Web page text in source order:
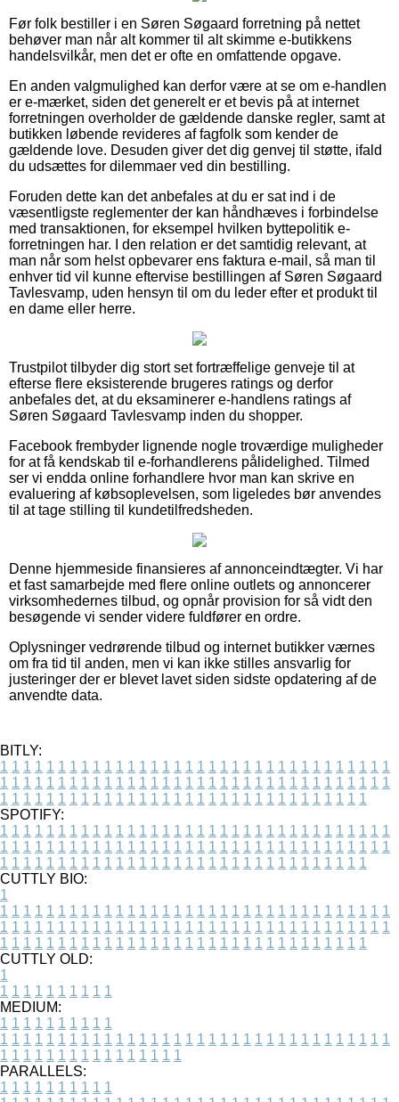
Før folk bestiller i en Søren Søgaard forretning på nettet
behøver man når alt kommer til alt skimme e-butikkens
handelsvilkår, men det er ofte en omfattende opgave.
En anden valgmulighed kan derfor være at se om e-handlen
er e-mærket, siden det generelt er et bevis på at internet
forretningen overholder de gældende danske regler, samt at
butikken løbende revideres af fagfolk som kender de
gældende love. Desuden giver det dig genvej til støtte, ifald
du udsættes for dilemmaer ved din bestilling.
Foruden dette kan det anbefales at du er sat ind i de
væsentligste reglementer der kan håndhæves i forbindelse
med transaktionen, for eksempel hvilken byttepolitik e-
forretningen har. I den relation er det samtidig relevant, at
man når som helst opbevarer ens faktura e-mail, så man til
enhver tid vil kunne eftervise bestillingen af Søren Søgaard
Tavlesvamp, uden hensyn til om du leder efter et produkt til
en dame eller herre.
Trustpilot tilbyder dig stort set fortræffelige genveje til at
efterse flere eksisterende brugeres ratings og derfor
anbefales det, at du eksaminerer e-handlens ratings af
Søren Søgaard Tavlesvamp inden du shopper.
Facebook frembyder lignende nogle troværdige muligheder
for at få kendskab til e-forhandlerens pålidelighed. Tilmed
ser vi endda online forhandlere hvor man kan skrive en
evaluering af købsoplevelsen, som ligeledes bør anvendes
til at tage stilling til kundetilfredsheden.
Denne hjemmeside finansieres af annonceindtægter. Vi har
et fast samarbejde med flere online outlets og annoncerer
virksomhedernes tilbud, og opnår provision for så vidt den
besøgende vi sender videre fuldfører en ordre.
Oplysninger vedrørende tilbud og internet butikker værnes
om fra tid til anden, men vi kan ikke stilles ansvarlig for
justeringer der er blevet lavet siden sidste opdatering af de
anvendte data.
BITLY:
1 1 1 1 1 1 1 1 1 1 1 1 1 1 1 1 1 1 1 1 1 1 1 1 1 1 1 1 1 1 1 1 1 1
1 1 1 1 1 1 1 1 1 1 1 1 1 1 1 1 1 1 1 1 1 1 1 1 1 1 1 1 1 1 1 1 1 1
1 1 1 1 1 1 1 1 1 1 1 1 1 1 1 1 1 1 1 1 1 1 1 1 1 1 1 1 1 1 1 1
SPOTIFY:
1 1 1 1 1 1 1 1 1 1 1 1 1 1 1 1 1 1 1 1 1 1 1 1 1 1 1 1 1 1 1 1 1 1
1 1 1 1 1 1 1 1 1 1 1 1 1 1 1 1 1 1 1 1 1 1 1 1 1 1 1 1 1 1 1 1 1 1
1 1 1 1 1 1 1 1 1 1 1 1 1 1 1 1 1 1 1 1 1 1 1 1 1 1 1 1 1 1 1 1
CUTTLY BIO:
1
1 1 1 1 1 1 1 1 1 1 1 1 1 1 1 1 1 1 1 1 1 1 1 1 1 1 1 1 1 1 1 1 1 1
1 1 1 1 1 1 1 1 1 1 1 1 1 1 1 1 1 1 1 1 1 1 1 1 1 1 1 1 1 1 1 1 1 1
1 1 1 1 1 1 1 1 1 1 1 1 1 1 1 1 1 1 1 1 1 1 1 1 1 1 1 1 1 1 1 1
CUTTLY OLD:
1
1 1 1 1 1 1 1 1 1 1
MEDIUM:
1 1 1 1 1 1 1 1 1 1
1 1 1 1 1 1 1 1 1 1 1 1 1 1 1 1 1 1 1 1 1 1 1 1 1 1 1 1 1 1 1 1 1 1
1 1 1 1 1 1 1 1 1 1 1 1 1 1 1 1
PARALLELS:
1 1 1 1 1 1 1 1 1 1